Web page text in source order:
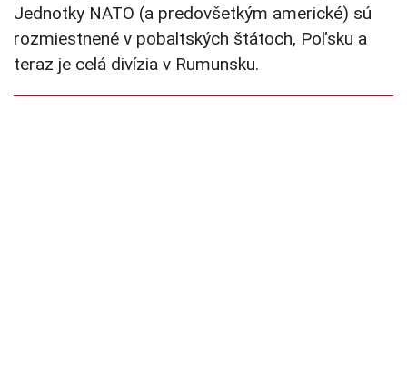
Jednotky NATO (a predovšetkým americké) sú
rozmiestnené v pobaltských štátoch, Poľsku a
teraz je celá divízia v Rumunsku.